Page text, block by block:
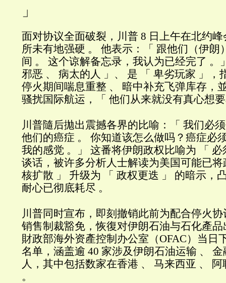
」
面对协议全面破裂，川普 8 日上午在北约
所未有地强硬 。 他表示：「 跟他们（伊朗
间 。 这个谅解备忘录，我认为已经完了 。
邪恶 、 病太的人 」、 是 「 卑劣玩家 」，
停火期间喘息重整 、 暗中补充飞弹库存，
骚扰国际航运，「 他们从来就没有真心想
川普隨后拋出震撼各界的比喻：「 我们必
他们的癌症 。 你知道该怎么做吗？癌症必
我的感觉 。」 这番将伊朗政权比喻为 「
谈话，被许多分析人士解读为美国可能已
核扩散 」 升级为 「 政权更迭 」 的暗示，
耐心已彻底耗尽 。
川普同时宣布，即刻撤销此前为配合停火
销售制裁豁免，恢復对伊朗石油与石化產
財政部海外资產控制办公室（OFAC）当日
名单，涵盖逾 40 家涉及伊朗石油运输 、
人，其中包括数家在香港 、 马来西亚 、
。